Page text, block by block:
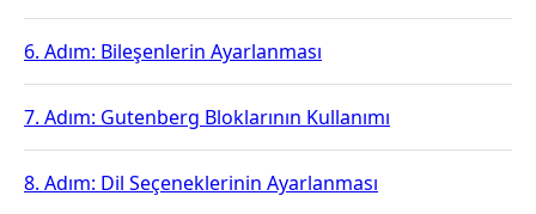
6. Adım: Bileşenlerin Ayarlanması
7. Adım: Gutenberg Bloklarının Kullanımı
8. Adım: Dil Seçeneklerinin Ayarlanması